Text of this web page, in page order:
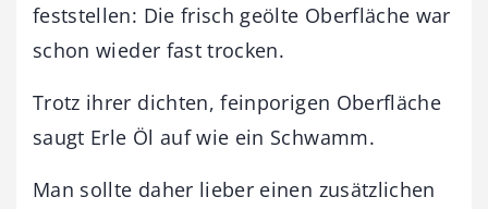
feststellen: Die frisch geölte Oberfläche war
schon wieder fast trocken.
Trotz ihrer dichten, feinporigen Oberfläche
saugt Erle Öl auf wie ein Schwamm.
Man sollte daher lieber einen zusätzlichen